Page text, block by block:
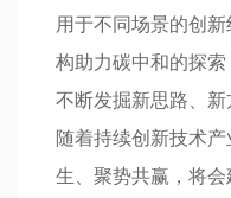
用于不同场景的创
构助力碳中和的探
不断发掘新思路、
随着持续创新技术
生、聚势共赢，将